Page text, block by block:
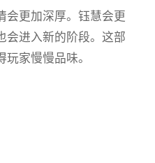
会更加深厚。钰慧会更
会进入新的阶段。这部
家慢慢品味。